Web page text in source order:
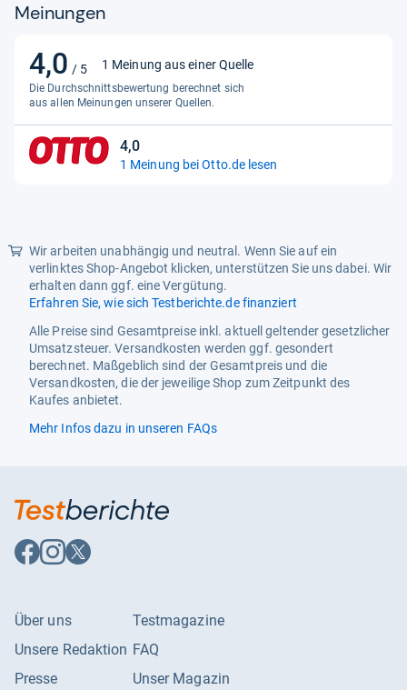
Meinungen
4,0 / 5
4,0
von
5
Sternen
1 Meinung aus einer Quelle
Die Durchschnittsbewertung berechnet sich
aus allen Meinungen unserer Quellen.
4,0
4,0
von
1 Meinung bei Otto.de lesen
Wir arbeiten unabhängig und neutral. Wenn Sie auf ein
verlinktes Shop-Angebot klicken, unterstützen Sie uns dabei. Wir
erhalten dann ggf. eine Vergütung.
Erfahren Sie, wie sich Testberichte.de finanziert
Alle Preise sind Gesamtpreise inkl. aktuell geltender gesetzlicher
Umsatzsteuer. Versandkosten werden ggf. gesondert
berechnet. Maßgeblich sind der Gesamtpreis und die
Versandkosten, die der jeweilige Shop zum Zeitpunkt des
Kaufes anbietet.
Mehr Infos dazu in unseren FAQs
Auf
Facebook
Auf
Instagram
Auf
X
Über uns
Unsere Redaktion
Presse
Testmagazine
FAQ
Unser Magazin